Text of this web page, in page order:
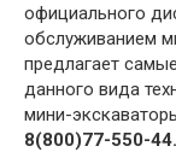
официального
обслуживанием
предлагает
данного вида
мини-
8(800)77-550-44.